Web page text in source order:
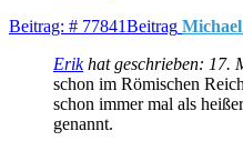
Beitrag: # 77841Beitrag
Erikhat geschrieben: 17.
schon im Römischen
schon immer mal als
genannt.